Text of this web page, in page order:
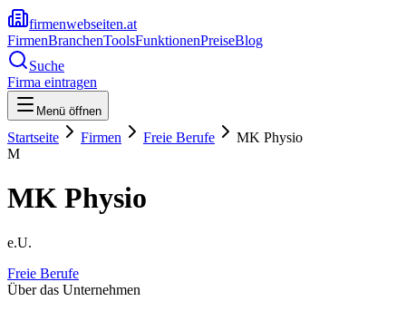
firmenwebseiten.at
FirmenBranchenToolsFunktionenPreiseBlog
Suche
Firma eintragen
Menü öffnen
Startseite Firmen Freie Berufe
MK Physio
M
MK Physio
e.U.
Freie Berufe
Über das Unternehmen